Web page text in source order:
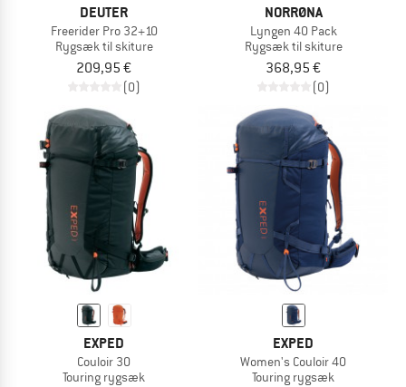
DEUTER
Freerider Pro 32+10
Rygsæk til skiture
209,95 €
(0)
NORRØNA
Lyngen 40 Pack
Rygsæk til skiture
368,95 €
(0)
EXPED
Couloir 30
Touring rygsæk
EXPED
Women's Couloir 40
Touring rygsæk